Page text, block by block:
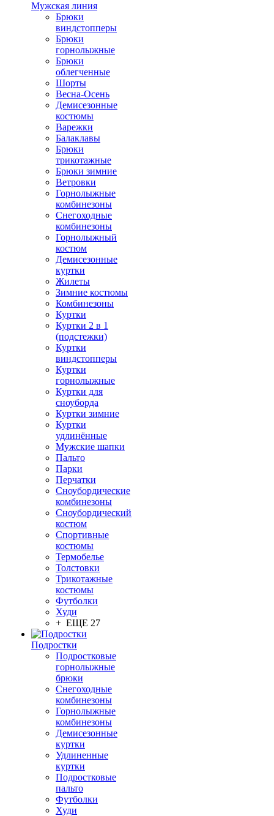
Мужская линия
Брюки
виндстопперы
Брюки
горнолыжные
Брюки
облегченные
Шорты
Весна-Осень
Демисезонные
костюмы
Варежки
Балаклавы
Брюки
трикотажные
Брюки зимние
Ветровки
Горнолыжные
комбинезоны
Снегоходные
комбинезоны
Горнолыжный
костюм
Демисезонные
куртки
Жилеты
Зимние костюмы
Комбинезоны
Куртки
Куртки 2 в 1
(подстежки)
Куртки
виндстопперы
Куртки
горнолыжные
Куртки для
сноуборда
Куртки зимние
Куртки
удлинённые
Мужские шапки
Пальто
Парки
Перчатки
Сноубордические
комбинезоны
Сноубордический
костюм
Спортивные
костюмы
Термобелье
Толстовки
Трикотажные
костюмы
Футболки
Худи
+ ЕЩЕ 27
Подростки
Подростковые
горнолыжные
брюки
Снегоходные
комбинезоны
Горнолыжные
комбинезоны
Демисезонные
куртки
Удлиненные
куртки
Подростковые
пальто
Футболки
Худи